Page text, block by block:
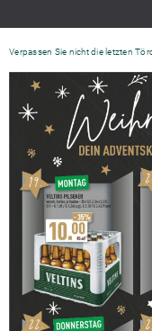
Verpassen Sie nicht die letzten